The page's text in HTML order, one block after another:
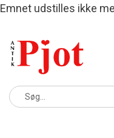
Emnet udstilles ikke